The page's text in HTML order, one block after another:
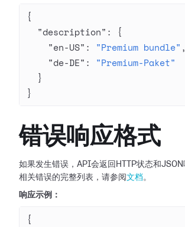
{
  "description"
: {
    "en-US"
: "Premium bundle" ,
    "de-DE"
: "Premium-Paket"
  }
}
错误响应格式
如果发生错误，API会返回HTTP状态和
相关错误的完整列表，请参阅 文档。
响应示例：
{